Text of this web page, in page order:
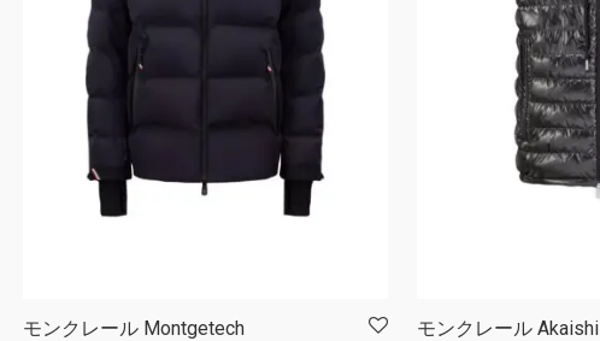
モンクレール Montgetech モンクレール Akaishi